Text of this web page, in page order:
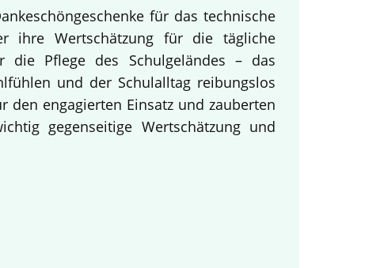
für das technische
ihre Wertschätzung für die tägliche
die Pflege des Schulgeländes – das
und der Schulalltag reibungslos
engagierten Einsatz und zauberten
gegenseitige Wertschätzung und